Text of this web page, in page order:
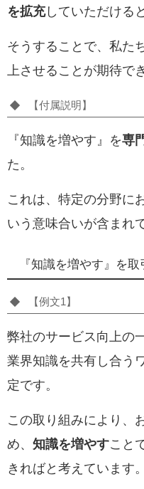
を拡充していただける
そうすることで、私た
上させることが期待で
【付属説明】
『知識を増やす』を専
た。
これは、特定の分野に
いう意味合いが含まれ
『知識を増やす』を
【例文1】
弊社のサービス向上の
業界知識を共有し合う
定です。
この取り組みにより、
め、 知識を増やすこと
きればと考えています。